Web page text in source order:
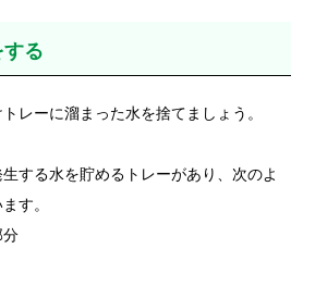
る
レーに溜まった水を捨てましょう。
する水を貯めるトレーがあり、次のよ
す。
分